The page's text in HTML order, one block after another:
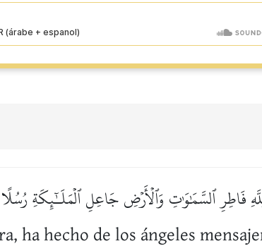
فَاطِرِ ٱلسَّمَٰوَٰتِ وَٱلۡأَرۡضِ جَاعِلِ ٱلۡمَلَـٰٓئِكَةِ
ha hecho de los ángeles